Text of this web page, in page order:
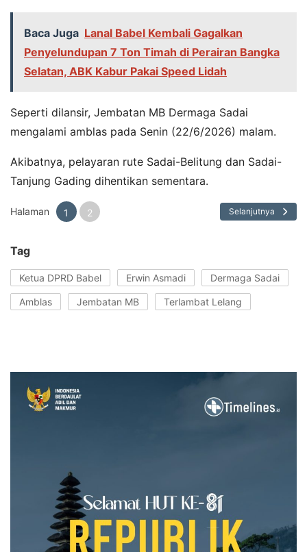
Baca Juga Lanal Babel Kembali Gagalkan
Penyelundupan 7 Ton Timah di Perairan Bangka
Selatan, ABK Kabur Pakai Speed Lidah
Seperti dilansir, Jembatan MB Dermaga Sadai
mengalami amblas pada Senin (22/6/2026) malam.
Akibatnya, pelayaran rute Sadai-Belitung dan Sadai-
Tanjung Gading dihentikan sementara.
Halaman 1 2 Selanjutnya
Tag
Ketua DPRD Babel Erwin Asmadi Dermaga Sadai
Amblas Jembatan MB Terlambat Lelang